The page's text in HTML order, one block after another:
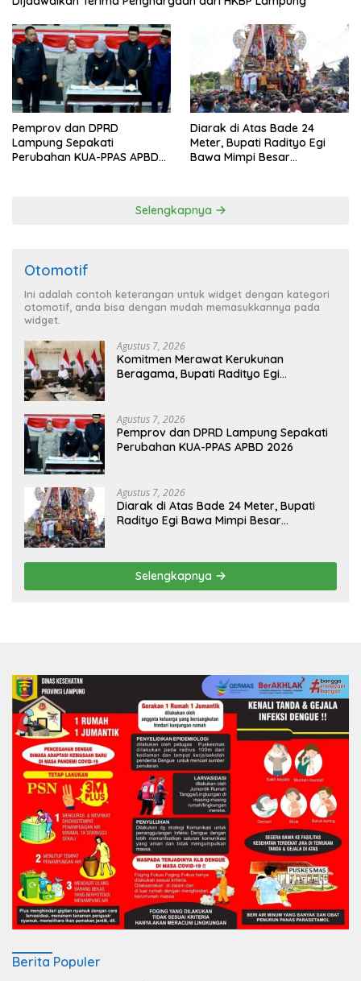
Pemprov dan DPRD
Lampung Sepakati
Perubahan KUA-PPAS APBD
Diarak di Atas Bade 24
Meter, Bupati Radityo Egi
Bawa Mimpi Besar
Selengkapnya
Otomotif
Ini adalah contoh keterangan untuk widget dengan kategori
otomotif, anda bisa dengan mudah memasukkannya pada
widget.
Agustus 7, 2026
Komitmen Merawat Kerukunan
Beragama, Bupati Radityo Egi
Agustus 7, 2026
Pemprov dan DPRD Lampung Sepakati
Perubahan KUA-PPAS APBD 2026
Agustus 7, 2026
Diarak di Atas Bade 24 Meter, Bupati
Radityo Egi Bawa Mimpi Besar
Selengkapnya
Berita Populer